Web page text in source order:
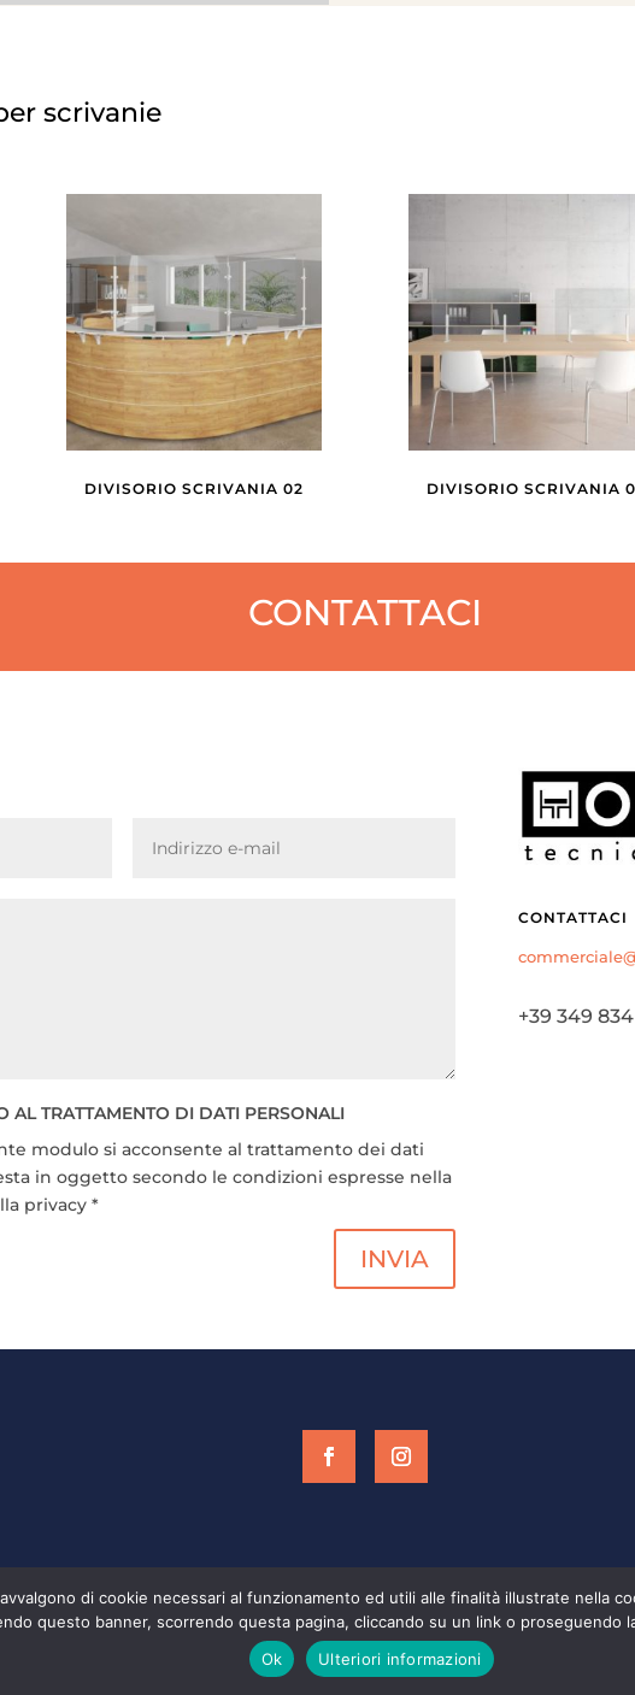
scrivanie
DIVISORIO SCRIVANIA 02 DIVISORIO SCRIVANIA
CONTATTACI
AL TRATTAMENTO DI DATI PERSONALI
modulo si acconsente al trattamento dei dati
in oggetto secondo le condizioni espresse nella
privacy *
INVIA
CONTATTACI
+39 349
E-mail:commerciale@ofxdesign.it
di cookie necessari al funzionamento ed utili alle finalità illustrate nella
questo banner, scorrendo questa pagina, cliccando su un link o proseguendo
Ok
Ulteriori informazioni